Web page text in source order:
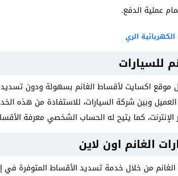
عملية الدفع.
الري
للسيارات
موقع اكسايت لأقساط الغانم بسهولة ودون
وبين شركة السيارات، للاستفادة من هذه
كما يتيح له الحساب الشخصي معرفة
الغانم اون لاين
من خلال خدمة تسديد الأقساط المتوفرة في